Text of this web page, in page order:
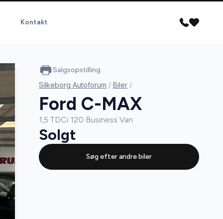
Kontakt
Salgsopstilling
Silkeborg Autoforum / Biler /
Ford C-MAX
1,5 TDCi 120 Business Van
Solgt
Søg efter andre biler